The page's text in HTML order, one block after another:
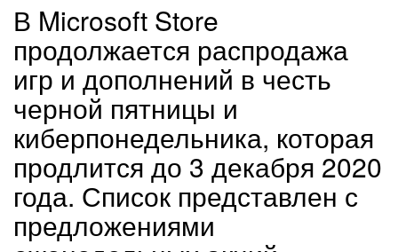
В Microsoft Store
продолжается распродажа
игр и дополнений в честь
черной пятницы и
киберпонедельника, которая
продлится до 3 декабря 2020
года. Список представлен с
предложениями